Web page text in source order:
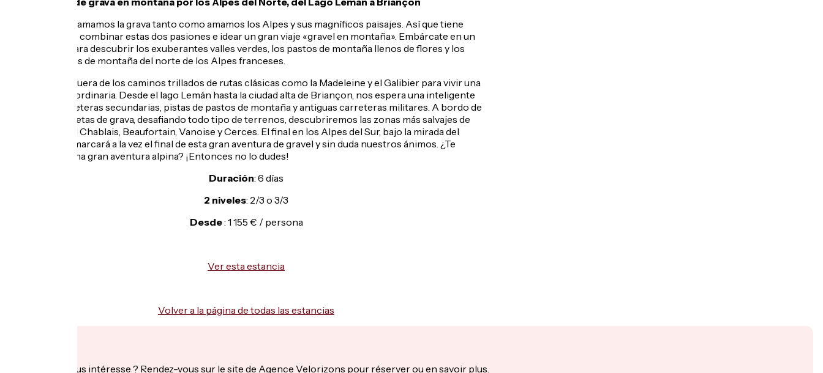
En Vélorizons, amamos la grava tanto como amamos los Alpes y sus magníficos paisajes. Así que tiene
mucho sentido combinar estas dos pasiones e idear un gran viaje «gravel en montaña». Embárcate en un
viaje original para descubrir los exuberantes valles verdes, los pastos de montaña llenos de flores y los
salvajes puertos de montaña del norte de los Alpes franceses.
Le llevaremos fuera de los caminos trillados de rutas clásicas como la Madeleine y el Galibier para vivir una
aventura extraordinaria. Desde el lago Lemán hasta la ciudad alta de Briançon, nos espera una inteligente
mezcla de carreteras secundarias, pistas de pastos de montaña y antiguas carreteras militares. A bordo de
nuestras bicicletas de grava, desafiando todo tipo de terrenos, descubriremos las zonas más salvajes de
los macizos del Chablais, Beaufortain, Vanoise y Cerces. El final en los Alpes del Sur, bajo la mirada del
Mont Thabor, marcará a la vez el final de esta gran aventura de gravel y sin duda nuestros ánimos. ¿Te
apetece vivir una gran aventura alpina? ¡Entonces no lo dudes!
Duración: 6 días
2 niveles: 2/3 o 3/3
Desde: 1 155 € / persona
Ver esta estancia
Volver a la página de todas las estancias
Ce séjour vous intéresse ? Rendez-vous sur le site de Agence Velorizons pour réserver ou en savoir plus.